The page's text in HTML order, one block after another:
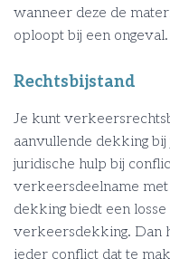
wanneer deze de
oploopt bij een ongeval.
Rechtsbijstand
Je kunt
aanvullende dekking
juridische hulp bij
verkeersdeelname met
dekking biedt een
verkeersdekking. Dan
ieder conflict dat te